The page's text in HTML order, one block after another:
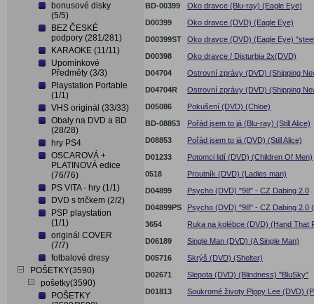
bonusové disky
(5/5)
BEZ ČESKÉ
podpory (281/281)
KARAOKE (11/11)
Upomínkové
Předměty (3/3)
Playstation Portable
(1/1)
VHS originál (33/33)
Obaly na DVD a BD
(28/28)
hry PS4
OSCAROVÁ +
PLATINOVÁ edice
(76/76)
PS VITA - hry (1/1)
DVD s tričkem (2/2)
PSP playstation
(1/1)
originál COVER
(7/7)
fotbalové dresy
POŠETKY(3590)
pošetky(3590)
POŠETKY
BD-00399
Oko dravce (Blu-ray) (Eagle Eye)
D00399
Oko dravce (DVD) (Eagle Eye)
D00399ST
Oko dravce (DVD) (Eagle Eye)
D00398
Oko dravce / Disturbia 2x(DVD)
D04704
Ostrovní zprávy (DVD) (Shipping
D04704R
Ostrovní zprávy (DVD) (Shipping
D05086
Pokušení (DVD) (Chloe)
BD-08853
Pořád jsem to já (Blu-ray) (Still Alice)
D08853
Pořád jsem to já (DVD) (Still Alice)
D01233
Potomci lidí (DVD) (Children Of Men)
0518
Proutník (DVD) (Ladies man)
D04899
Psycho (DVD) "98" - CZ Dabing 2.0
D04899PS
Psycho (DVD) "98" - CZ Dabing 2.0
3654
Ruka na kolébce (DVD) (Hand That
D06189
Single Man (DVD) (A Single Man)
D05716
Skrýš (DVD) (Shelter)
D02671
Slepota (DVD) (Blindness) "BluSky"
D01813
Soukromé životy Pippy Lee (DVD)